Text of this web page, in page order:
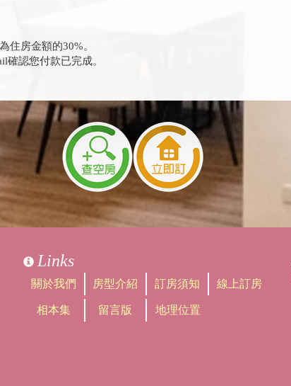
住房金額的30%。
確認您付款已完成。
Links
關於我們 房型介紹 訂房須知 線上訂房
相本集 留言版 地理位置